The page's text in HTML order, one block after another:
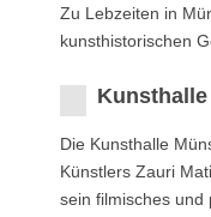
Zu Lebzeiten in
kunsthistorischen
Die Kunsthalle
Künstlers Zauri
sein filmisches und